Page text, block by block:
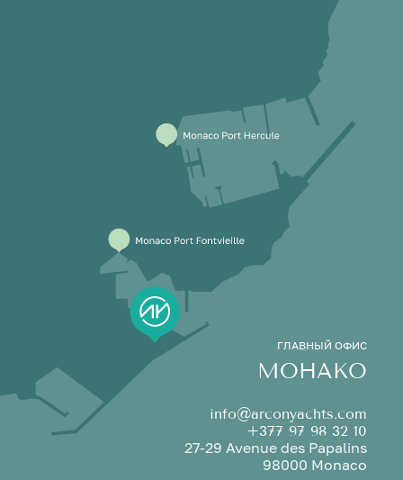
ГЛАВНЫЙ ОФИС
МОНАКО
info@arconyachts.com
+377 97 98 32 10
27-29 Avenue des Papalins
98000 Monaco